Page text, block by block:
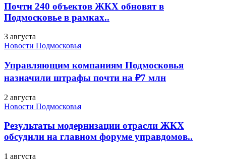
Почти 240 объектов ЖКХ обновят в
Подмосковье в рамках..
3 августа
Новости Подмосковья
Управляющим компаниям Подмосковья
назначили штрафы почти на ₽7 млн
2 августа
Новости Подмосковья
Результаты модернизации отрасли ЖКХ
обсудили на главном форуме управдомов..
1 августа